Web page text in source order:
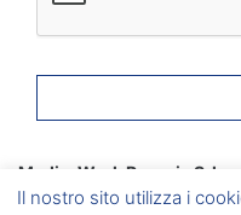
Media-Work Perugia Srl
Corciano (PG) Via A.
– Umbertide (PG) Via del
Il nostro sito utilizza i